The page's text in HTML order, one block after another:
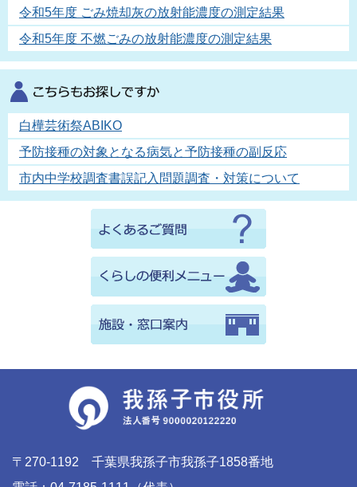
令和5年度 ごみ焼却灰の放射能濃度の測定結果
令和5年度 不燃ごみの放射能濃度の測定結果
白樺芸術祭ABIKO
予防接種の対象となる病気と予防接種の副反応
市内中学校調査書誤記入問題調査・対策について
〒270-1192 千葉県我孫子市我孫子1858番地